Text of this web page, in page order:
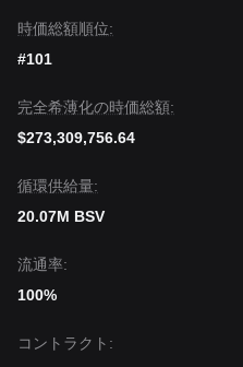
時価総額順位:
#101
完全希薄化の時価総額:
$273,309,756.64
循環供給量:
20.07M BSV
流通率:
100%
コントラクト :